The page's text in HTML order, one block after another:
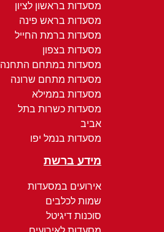
מסעדות בראשון לציון
מסעדות בראש פינה
מסעדות ברמת החייל
מסעדות בצפון
מסעדות במתחם התחנה
מסעדות מתחם שרונה
מסעדות בממילא
מסעדות כשרות בתל
אביב
מסעדות בנמל יפו
מידע ברשת
אירועים במסעדות
שמות לכלבים
סוכנות דיגיטל